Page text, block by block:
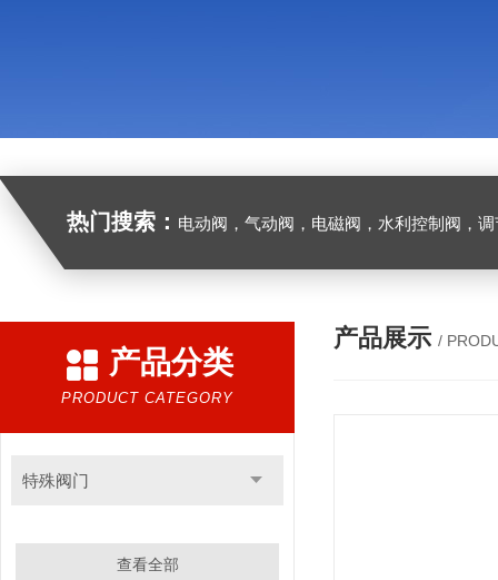
热门搜索： 电动阀，气动阀，电磁阀，水利控制阀，调节
产品分类
PRODUCT CATEGORY
特殊阀门
查看全部
产品展示 /